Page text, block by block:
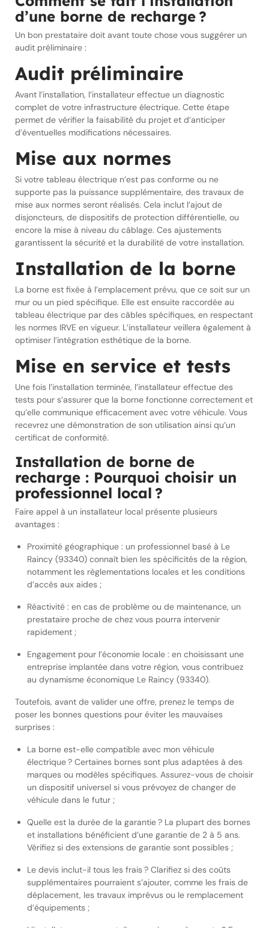
d’une borne de recharge ?
Un bon prestataire doit avant toute chose vous suggérer un
audit préliminaire :
Audit préliminaire
Avant l’installation, l’installateur effectue un diagnostic
complet de votre infrastructure électrique. Cette étape
permet de vérifier la faisabilité du projet et d’anticiper
d’éventuelles modifications nécessaires.
Mise aux normes
Si votre tableau électrique n’est pas conforme ou ne
supporte pas la puissance supplémentaire, des travaux de
mise aux normes seront réalisés. Cela inclut l’ajout de
disjoncteurs, de dispositifs de protection différentielle, ou
encore la mise à niveau du câblage. Ces ajustements
garantissent la sécurité et la durabilité de votre installation.
Installation de la borne
La borne est fixée à l’emplacement prévu, que ce soit sur un
mur ou un pied spécifique. Elle est ensuite raccordée au
tableau électrique par des câbles spécifiques, en respectant
les normes IRVE en vigueur. L’installateur veillera également à
optimiser l’intégration esthétique de la borne.
Mise en service et tests
Une fois l’installation terminée, l’installateur effectue des
tests pour s’assurer que la borne fonctionne correctement et
qu’elle communique efficacement avec votre véhicule. Vous
recevrez une démonstration de son utilisation ainsi qu’un
certificat de conformité.
Installation de borne de
recharge : Pourquoi choisir un
professionnel local ?
Faire appel à un installateur local présente plusieurs
avantages :
Proximité géographique : un professionnel basé à Le
Raincy (93340) connaît bien les spécificités de la région,
notamment les règlementations locales et les conditions
d’accès aux aides ;
Réactivité : en cas de problème ou de maintenance, un
prestataire proche de chez vous pourra intervenir
rapidement ;
Engagement pour l’économie locale : en choisissant une
entreprise implantée dans votre région, vous contribuez
au dynamisme économique Le Raincy (93340).
Toutefois, avant de valider une offre, prenez le temps de
poser les bonnes questions pour éviter les mauvaises
surprises :
La borne est-elle compatible avec mon véhicule
électrique ? Certaines bornes sont plus adaptées à des
marques ou modèles spécifiques. Assurez-vous de choisir
un dispositif universel si vous prévoyez de changer de
véhicule dans le futur ;
Quelle est la durée de la garantie ? La plupart des bornes
et installations bénéficient d’une garantie de 2 à 5 ans.
Vérifiez si des extensions de garantie sont possibles ;
Le devis inclut-il tous les frais ? Clarifiez si des coûts
supplémentaires pourraient s’ajouter, comme les frais de
déplacement, les travaux imprévus ou le remplacement
d’équipements ;